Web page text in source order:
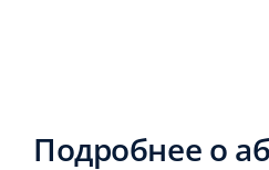
Подробнее о